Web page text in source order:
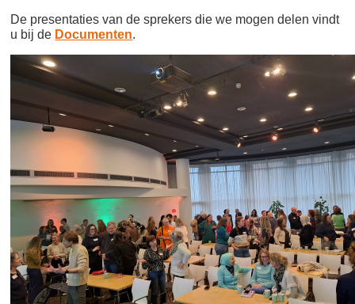
De presentaties van de sprekers die we mogen delen vindt
u bij de Documenten.